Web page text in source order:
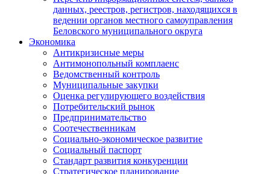
данных, реестров, регистров, находящихся в
ведении органов местного самоуправления
Беловского муниципального округа
Экономика
Антикризисные меры
Антимонопольный комплаенс
Ведомственный контроль
Муниципальные закупки
Оценка регулирующего воздействия
Потребительский рынок
Предпринимательство
Соотечественникам
Социально-экономическое развитие
Социальный паспорт
Стандарт развития конкуренции
Стратегическое планирование